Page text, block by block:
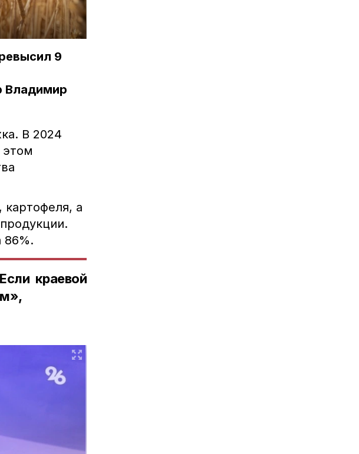
9
Владимир
В 2024
этом
картофеля, а
86%.
краевой